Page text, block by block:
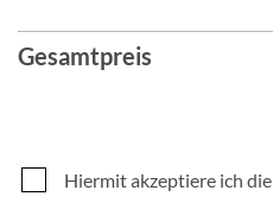
Gesamtpreis
Hiermit akzeptiere ich die